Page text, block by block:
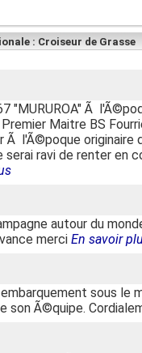
: Croiseur de Grasse
"MURUROA" Ã
Maitre BS
l'Ã©poque originaire
serai ravi de renter
autour du
merci En savoir
sous
son Ã©quipe.